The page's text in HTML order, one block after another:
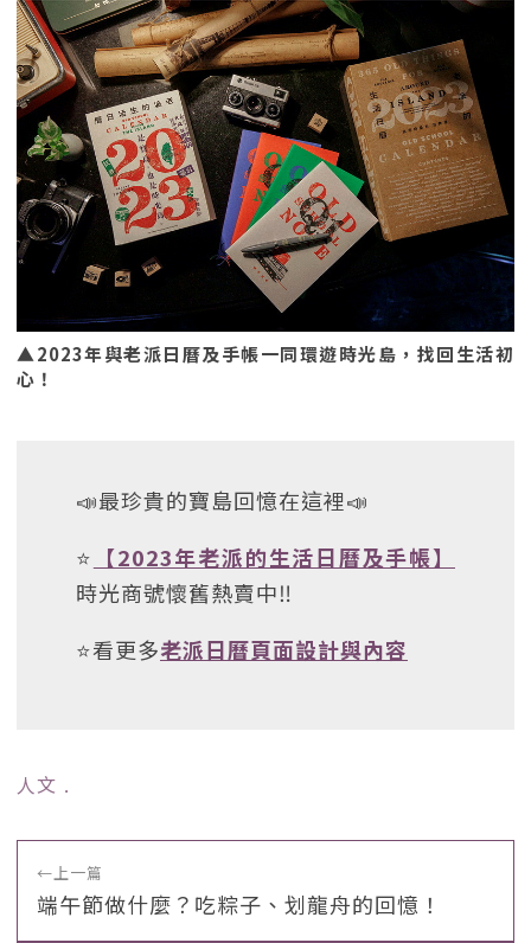
▲2023年與老派日曆及手帳一同環遊時光島，找回生活初
心！
📣最珍貴的寶島回憶在這裡📣
⭐ 【2023年老派的生活日曆及手帳】
時光商號懷舊熱賣中‼️
⭐看更多老派日曆頁面設計與內容
人文 ﹒
←上一篇
端午節做什麼？吃粽子、划龍舟的回憶！